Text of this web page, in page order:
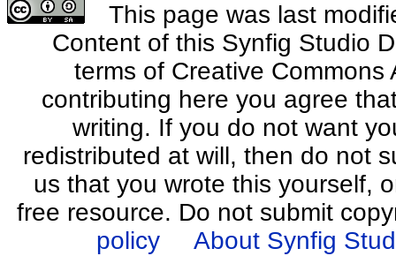
This page was last
Content of this Synfig Studio
terms of Creative
contributing here you agree
writing. If you do not want
redistributed at will, then do not
us that you wrote this yourself,
free resource. Do not submit
policy
About Synfig